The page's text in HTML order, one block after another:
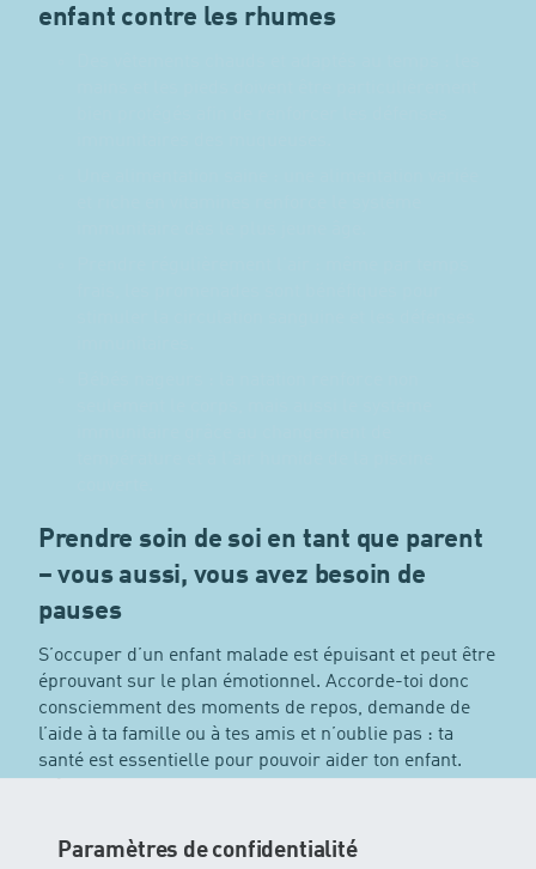
Paramètres de confidentialité
enfant contre les rhumes
Prendre soin de soi en tant que parent
– vous aussi, vous avez besoin de
pauses
S’occuper d’un enfant malade est épuisant et peut être
éprouvant sur le plan émotionnel. Accorde-toi donc
consciemment des moments de repos, demande de
l’aide à ta famille ou à tes amis et n’oublie pas : ta
santé est essentielle pour pouvoir aider ton enfant.